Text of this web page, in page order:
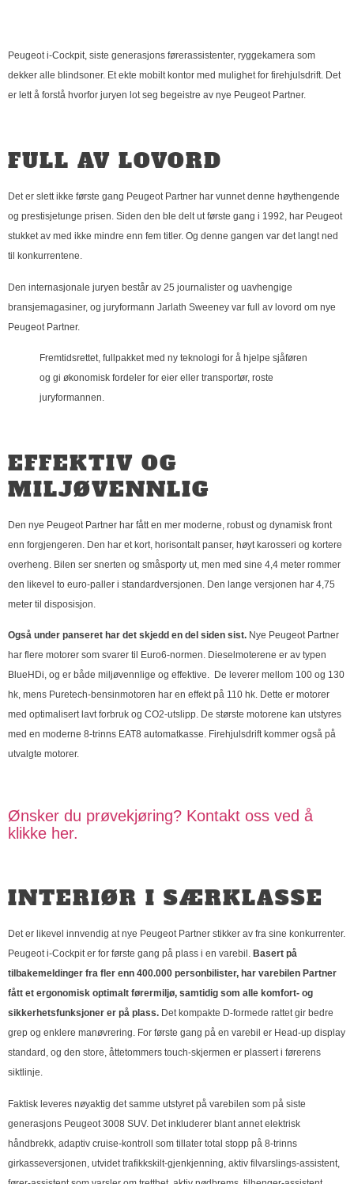
Peugeot i-Cockpit, siste generasjons førerassistenter, ryggekamera som
dekker alle blindsoner. Et ekte mobilt kontor med mulighet for firehjulsdrift. Det
er lett å forstå hvorfor juryen lot seg begeistre av nye Peugeot Partner.
FULL AV LOVORD
Det er slett ikke første gang Peugeot Partner har vunnet denne høythengende
og prestisjetunge prisen. Siden den ble delt ut første gang i 1992, har Peugeot
stukket av med ikke mindre enn fem titler. Og denne gangen var det langt ned
til konkurrentene.
Den internasjonale juryen består av 25 journalister og uavhengige
bransjemagasiner, og juryformann Jarlath Sweeney var full av lovord om nye
Peugeot Partner.
Fremtidsrettet, fullpakket med ny teknologi for å hjelpe sjåføren
og gi økonomisk fordeler for eier eller transportør, roste
juryformannen.
EFFEKTIV OG
MILJØVENNLIG
Den nye Peugeot Partner har fått en mer moderne, robust og dynamisk front
enn forgjengeren. Den har et kort, horisontalt panser, høyt karosseri og kortere
overheng. Bilen ser snerten og småsporty ut, men med sine 4,4 meter rommer
den likevel to euro-paller i standardversjonen. Den lange versjonen har 4,75
meter til disposisjon.
Også under panseret har det skjedd en del siden sist. Nye Peugeot Partner
har flere motorer som svarer til Euro6-normen. Dieselmoterene er av typen
BlueHDi, og er både miljøvennlige og effektive. De leverer mellom 100 og 130
hk, mens Puretech-bensinmotoren har en effekt på 110 hk. Dette er motorer
med optimalisert lavt forbruk og CO2-utslipp. De største motorene kan utstyres
med en moderne 8-trinns EAT8 automatkasse. Firehjulsdrift kommer også på
utvalgte motorer.
Ønsker du prøvekjøring? Kontakt oss ved å
klikke her.
INTERIØR I SÆRKLASSE
Det er likevel innvendig at nye Peugeot Partner stikker av fra sine konkurrenter.
Peugeot i-Cockpit er for første gang på plass i en varebil. Basert på
tilbakemeldinger fra fler enn 400.000 personbilister, har varebilen Partner
fått et ergonomisk optimalt førermiljø, samtidig som alle komfort- og
sikkerhetsfunksjoner er på plass. Det kompakte D-formede rattet gir bedre
grep og enklere manøvrering. For første gang på en varebil er Head-up display
standard, og den store, åttetommers touch-skjermen er plassert i førerens
siktlinje.
Faktisk leveres nøyaktig det samme utstyret på varebilen som på siste
generasjons Peugeot 3008 SUV. Det inkluderer blant annet elektrisk
håndbrekk, adaptiv cruise-kontroll som tillater total stopp på 8-trinns
girkasseversjonen, utvidet trafikkskilt-gjenkjenning, aktiv filvarslings-assistent,